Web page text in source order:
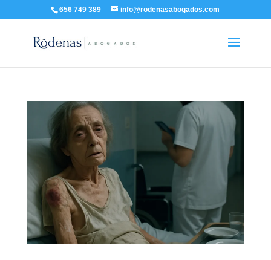
656 749 389 info@rodenasabogados.com